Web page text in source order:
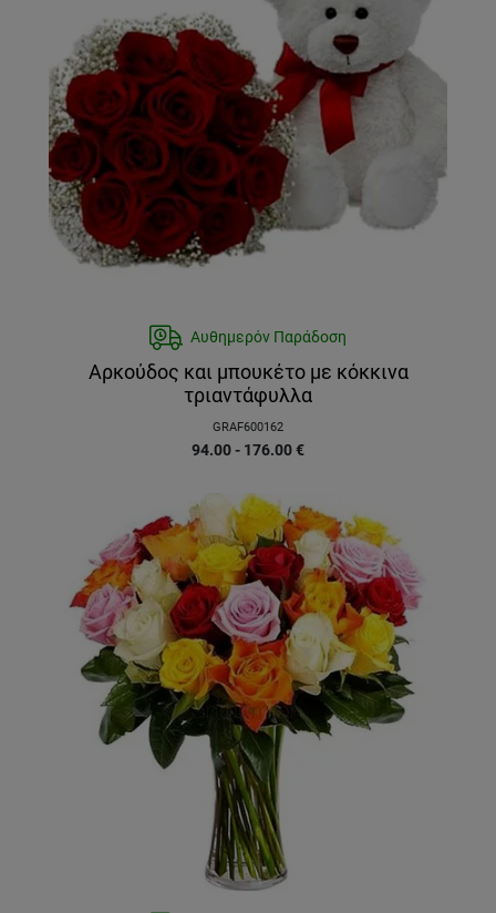
Αυθημερόν Παράδοση
Αρκούδος και μπουκέτο με κόκκινα
τριαντάφυλλα
GRAF600162
94.00 - 176.00€